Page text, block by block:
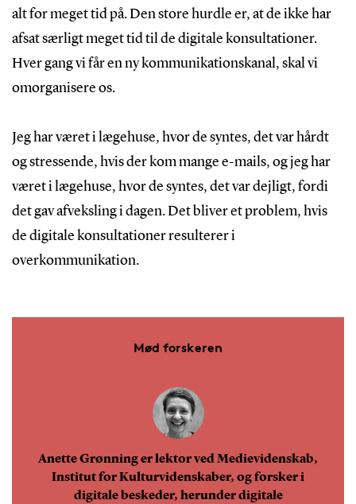
alt for meget tid på. Den store hurdle er, at de ikke har
afsat særligt meget tid til de digitale konsultationer.
Hver gang vi får en ny kommunikationskanal, skal vi
omorganisere os.
Jeg har været i lægehuse, hvor de syntes, det var hårdt
og stressende, hvis der kom mange e-mails, og jeg har
været i lægehuse, hvor de syntes, det var dejligt, fordi
det gav afveksling i dagen. Det bliver et problem, hvis
de digitale konsultationer resulterer i
overkommunikation.
Mød forskeren
Anette Grønning er lektor ved Medievidenskab,
Institut for Kulturvidenskaber, og forsker i
digitale beskeder, herunder digitale